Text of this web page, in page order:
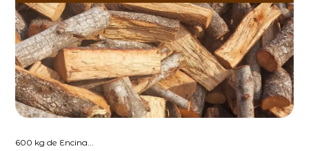
600 kg de Encina...